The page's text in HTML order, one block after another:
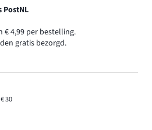
PostNL
€ 4,99 per bestelling.
gratis bezorgd.
30